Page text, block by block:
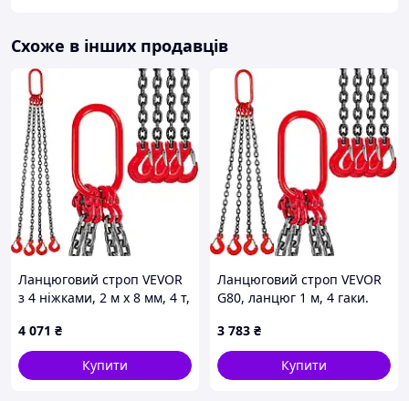
Схоже в інших продавців
Ланцюговий строп VEVOR
з 4 ніжками, 2 м x 8 мм, 4 т,
порошкове покриття,
високотемпературний
сталевий
4 071 ₴
Купити
Ланцюговий строп VEVOR
G80, ланцюг 1 м, 4 гаки.
легована марганцева
сталь 8 мм, довжина
ланцюга 1 м,
3 783 ₴
Купити